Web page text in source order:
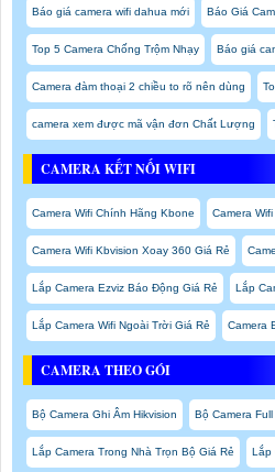
Báo giá camera wifi dahua mới Báo Giá
Top 5 Camera Chống Trộm Nhạy Báo giá
Camera đàm thoại 2 chiều to rõ nên dùng
camera xem được mã vận đơn Chất Lượng
CAMERA KẾT NỐI WIFI
Camera Wifi Chính Hãng Kbone Camera
Camera Wifi Kbvision Xoay 360 Giá Rẻ
Lắp Camera Ezviz Báo Động Giá Rẻ Lắp
Lắp Camera Wifi Ngoài Trời Giá Rẻ Camera
CAMERA THEO GÓI
Bộ Camera Ghi Âm Hikvision Bộ Camera Full
Lắp Camera Trong Nhà Trọn Bộ Giá Rẻ Lắp